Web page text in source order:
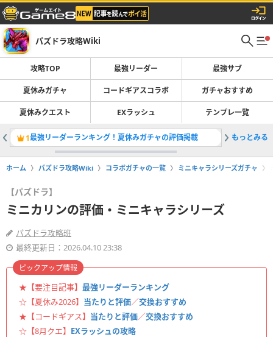
パズドラ攻略Wiki
攻略TOP 最強リーダー 最強サブ
夏休みガチャ コードギアスコラボ ガチャおすすめ
夏休みクエスト EXラッシュ テンプレ一覧
1最強リーダーランキング！夏休みガチャの評価掲載 2夏休み
もっとみる
ホーム パズドラ攻略Wiki コラボガチャの一覧 ミニキャラシリーズガチャ
【パズドラ】
ミニカリンの評価・ミニキャラシリーズ
パズドラ攻略班
最終更新日：2026.04.10 23:38
★【要注目記事】 最強リーダーランキング
☆【夏休み2026】 当たりと評価／交換おすすめ
★【コードギアス】 当たりと評価／交換おすすめ
☆【8月クエ】 EXラッシュの攻略
ピックアップ情報